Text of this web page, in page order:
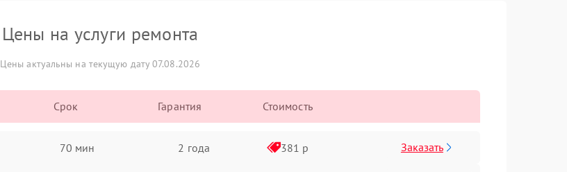
Цены на услуги ремонта
Цены актуальны на текущую дату 07.08.2026
Срок Гарантия Стоимость
70 мин 2 года 381 р Заказать